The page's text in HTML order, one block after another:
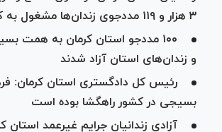
۳ هزار و ۱۱۹ مددجوی زندان‌ها مشغول به کار هستند
۱۰۰ مددجو استان کرمان به همت
و زندان‌های استان آزاد شدند
رئیس کل دادگستری استان کرمان:
بسیجی در کشور راهگشا بوده است